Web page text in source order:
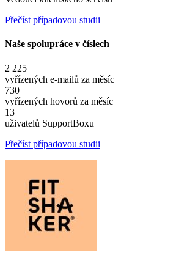
Přečíst případovou studii
Naše spolupráce v číslech
2 225
vyřízených e-mailů za měsíc
730
vyřízených hovorů za měsíc
13
uživatelů SupportBoxu
Přečíst případovou studii